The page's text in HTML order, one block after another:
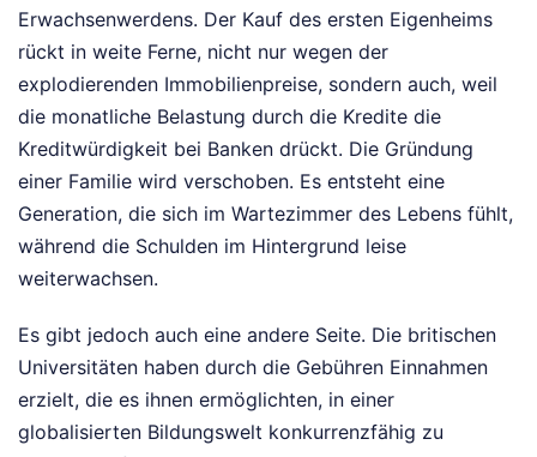
Erwachsenwerdens. Der Kauf des ersten Eigenheims
rückt in weite Ferne, nicht nur wegen der
explodierenden Immobilienpreise, sondern auch, weil
die monatliche Belastung durch die Kredite die
Kreditwürdigkeit bei Banken drückt. Die Gründung
einer Familie wird verschoben. Es entsteht eine
Generation, die sich im Wartezimmer des Lebens fühlt,
während die Schulden im Hintergrund leise
weiterwachsen.
Es gibt jedoch auch eine andere Seite. Die britischen
Universitäten haben durch die Gebühren Einnahmen
erzielt, die es ihnen ermöglichten, in einer
globalisierten Bildungswelt konkurrenzfähig zu